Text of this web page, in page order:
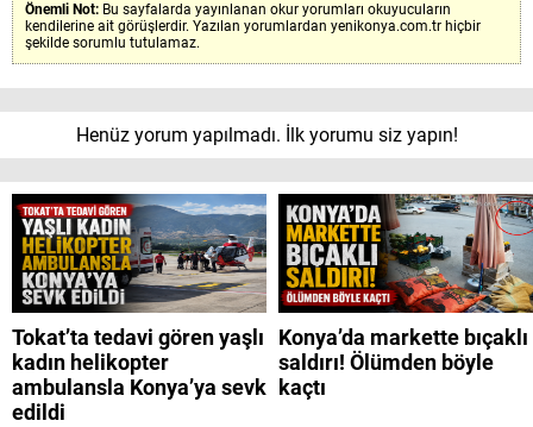
Önemli Not: Bu sayfalarda yayınlanan okur yorumları okuyucuların
kendilerine ait görüşlerdir. Yazılan yorumlardan yenikonya.com.tr hiçbir
şekilde sorumlu tutulamaz.
Henüz yorum yapılmadı. İlk yorumu siz yapın!
Tokat’ta tedavi gören yaşlı
kadın helikopter
ambulansla Konya’ya sevk
edildi
Konya’da markette bıçaklı
saldırı! Ölümden böyle
kaçtı